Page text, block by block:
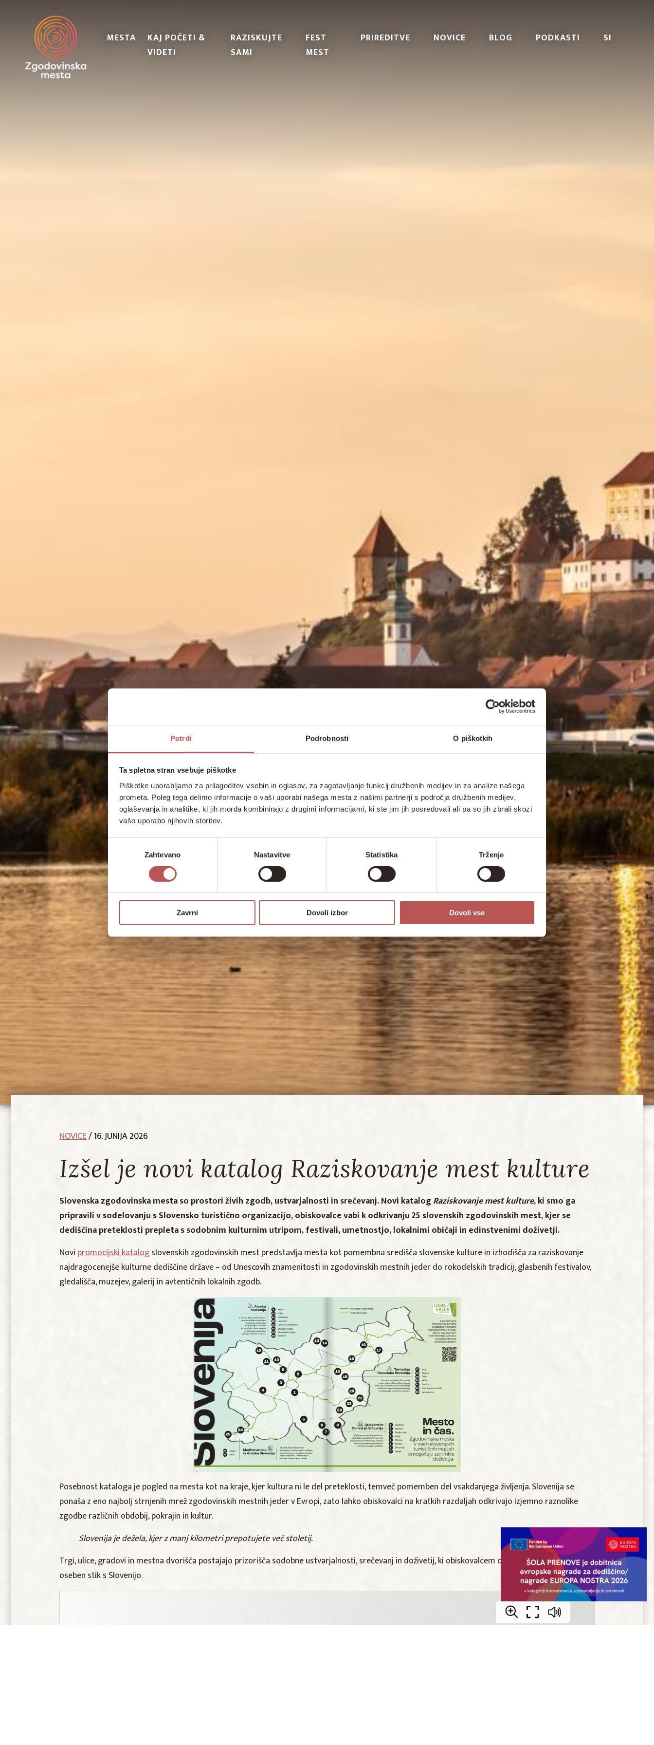
Potrdi Podrobnosti O piškotkih
Ta spletna stran vsebuje piškotke
Piškotke uporabljamo za prilagoditev vsebin in oglasov, za zagotavljanje funkcij družbenih medijev in za analize našega
prometa. Poleg tega delimo informacije o vaši uporabi našega mesta z našimi partnerji s področja družbenih medijev,
oglaševanja in analitike, ki jih morda kombinirajo z drugimi informacijami, ki ste jim jih posredovali ali pa so jih zbrali skozi
vašo uporabo njihovih storitev.
Zahtevano Nastavitve Statistika Trženje
Zavrni Dovoli izbor Dovoli vse
MESTA
KAJ POČETI &
VIDETI
RAZISKUJTE
SAMI
FEST
MEST
PRIREDITVE NOVICE BLOG PODKASTI SI
NOVICE/ 16. JUNIJA 2026
Izšel je novi katalog Raziskovanje mest kulture
Slovenska zgodovinska mesta so prostori živih zgodb, ustvarjalnosti in srečevanj. Novi katalog Raziskovanje mest kulture, ki smo ga
pripravili v sodelovanju s Slovensko turistično organizacijo, obiskovalce vabi k odkrivanju 25 slovenskih zgodovinskih mest, kjer se
dediščina preteklosti prepleta s sodobnim kulturnim utripom, festivali, umetnostjo, lokalnimi običaji in edinstvenimi doživetji.
Novi promocijski katalogslovenskih zgodovinskih mest predstavlja mesta kot pomembna središča slovenske kulture in izhodišča za raziskovanje
najdragocenejše kulturne dediščine države – od Unescovih znamenitosti in zgodovinskih mestnih jeder do rokodelskih tradicij, glasbenih festivalov,
gledališča, muzejev, galerij in avtentičnih lokalnih zgodb.
Posebnost kataloga je pogled na mesta kot na kraje, kjer kultura ni le del preteklosti, temveč pomemben del vsakdanjega življenja. Slovenija se
ponaša z eno najbolj strnjenih mrež zgodovinskih mestnih jeder v Evropi, zato lahko obiskovalci na kratkih razdaljah odkrivajo izjemno raznolike
zgodbe različnih obdobij, pokrajin in kultur.
Slovenija je dežela, kjer z manj kilometri prepotujete več stoletij.
Trgi, ulice, gradovi in mestna dvorišča postajajo prizorišča sodobne ustvarjalnosti, srečevanj in doživetij, ki obiskovalcem omogočajo drugačen, bolj
oseben stik s Slovenijo.